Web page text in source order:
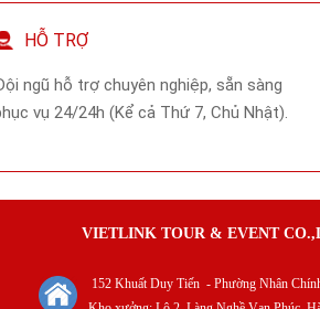
HỖ TRỢ
ngũ hỗ trợ chuyên nghiệp, sẵn sàng
vụ 24/24h (Kể cả Thứ 7, Chủ Nhật).
VIETLINK TOUR & EVENT
152 Khuất Duy Tiến - Phường Nhân